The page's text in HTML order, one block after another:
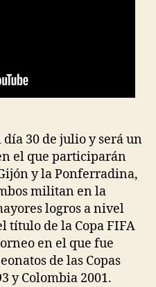
30 de julio y será un
el que participarán
y la Ponferradina,
militan en la
logros a nivel
título de la Copa FIFA
en el que fue
de las Copas
y Colombia 2001.